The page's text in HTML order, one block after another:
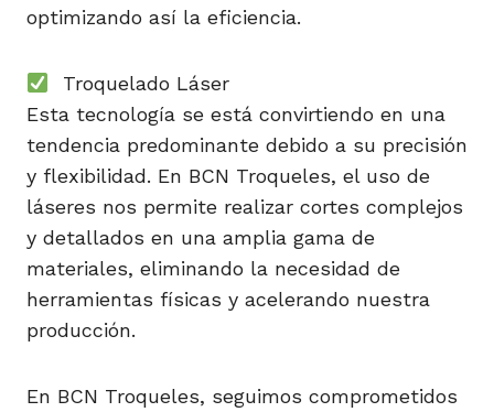
optimizando así la eficiencia.
Troquelado Láser
Esta tecnología se está convirtiendo en una
tendencia predominante debido a su precisión
y flexibilidad. En BCN Troqueles, el uso de
láseres nos permite realizar cortes complejos
y detallados en una amplia gama de
materiales, eliminando la necesidad de
herramientas físicas y acelerando nuestra
producción.
En BCN Troqueles, seguimos comprometidos